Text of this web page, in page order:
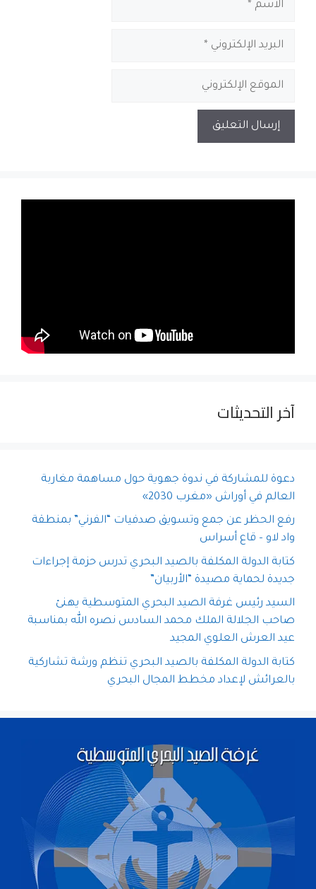
آخر التحديثات
دعوة للمشاركة في ندوة جهوية حول مساهمة مغاربة
العالم في أوراش «مغرب 2030»
رفع الحظر عن جمع وتسويق صدفيات “الفرني” بمنطقة
واد لاو – قاع أسراس
كتابة الدولة المكلفة بالصيد البحري تدرس حزمة إجراءات
جديدة لحماية مصيدة “الأربيان”
السيد رئيس غرفة الصيد البحري المتوسطية يهنئ
صاحب الجلالة الملك محمد السادس نصره الله بمناسبة
عيد العرش العلوي المجيد
كتابة الدولة المكلفة بالصيد البحري تنظم ورشة تشاركية
بالعرائش لإعداد مخطط المجال البحري